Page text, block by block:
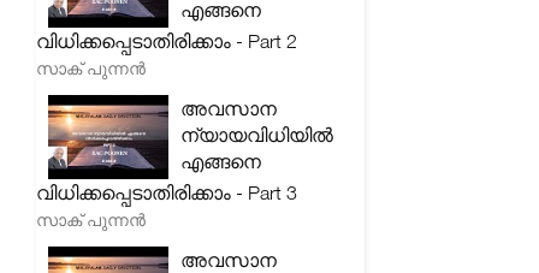
എങ്ങനെ
വിധിക്കപ്പെടാതിരിക്കാം - Part 2
സാക് പുന്നൻ
അവസാന
ന്യായവിധിയിൽ
എങ്ങനെ
വിധിക്കപ്പെടാതിരിക്കാം - Part 3
സാക് പുന്നൻ
അവസാന